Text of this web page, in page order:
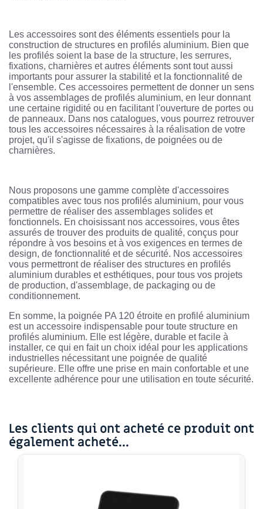
Les accessoires sont des éléments essentiels pour la
construction de structures en profilés aluminium. Bien que
les profilés soient la base de la structure, les serrures,
fixations, charnières et autres éléments sont tout aussi
importants pour assurer la stabilité et la fonctionnalité de
l'ensemble. Ces accessoires permettent de donner un sens
à vos assemblages de profilés aluminium, en leur donnant
une certaine rigidité ou en facilitant l'ouverture de portes ou
de panneaux. Dans nos catalogues, vous pourrez retrouver
tous les accessoires nécessaires à la réalisation de votre
projet, qu'il s'agisse de fixations, de poignées ou de
charnières.
Nous proposons une gamme complète d'accessoires
compatibles avec tous nos profilés aluminium, pour vous
permettre de réaliser des assemblages solides et
fonctionnels. En choisissant nos accessoires, vous êtes
assurés de trouver des produits de qualité, conçus pour
répondre à vos besoins et à vos exigences en termes de
design, de fonctionnalité et de sécurité. Nos accessoires
vous permettront de réaliser des structures en profilés
aluminium durables et esthétiques, pour tous vos projets
de production, d'assemblage, de packaging ou de
conditionnement.
En somme, la poignée PA 120 étroite en profilé aluminium
est un accessoire indispensable pour toute structure en
profilés aluminium. Elle est légère, durable et facile à
installer, ce qui en fait un choix idéal pour les applications
industrielles nécessitant une poignée de qualité
supérieure. Elle offre une prise en main confortable et une
excellente adhérence pour une utilisation en toute sécurité.
Les clients qui ont acheté ce produit ont
également acheté...